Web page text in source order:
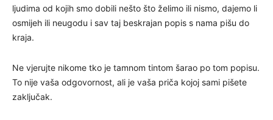
ljudima od kojih smo dobili nešto što želimo ili nismo, dajemo li
osmijeh ili neugodu i sav taj beskrajan popis s nama pišu do
kraja.
Ne vjerujte nikome tko je tamnom tintom šarao po tom popisu.
To nije vaša odgovornost, ali je vaša priča kojoj sami pišete
zaključak.